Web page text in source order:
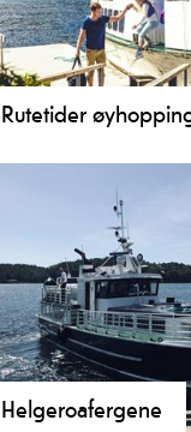
Rutetider
Her finner du
og priser for
over til Langøya
Helgeroafergene